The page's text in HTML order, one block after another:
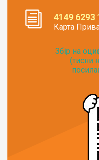
4149 6293
Карта
Збір на
(тисни